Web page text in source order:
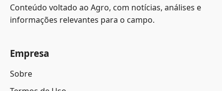
Conteúdo voltado ao Agro, com notícias, análises e
informações relevantes para o campo.
Empresa
Sobre